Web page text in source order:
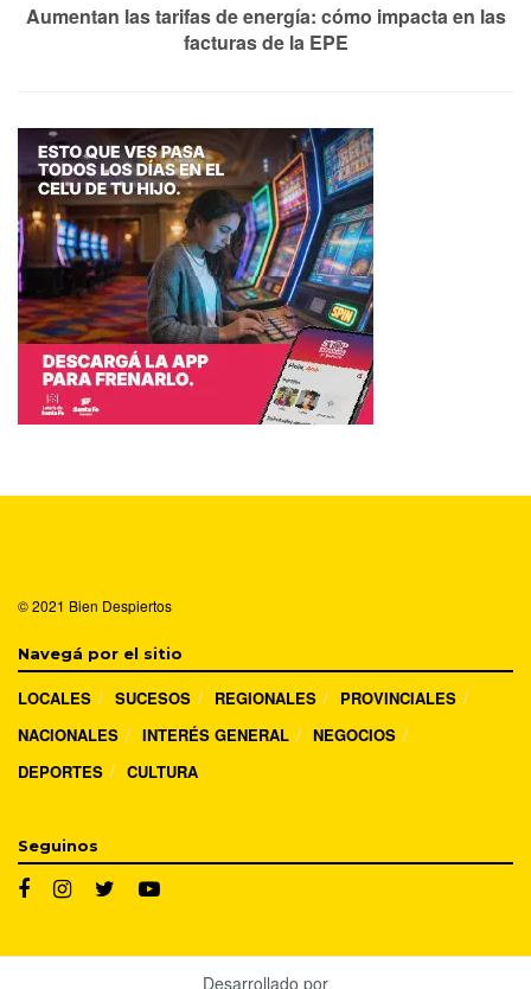
Aumentan las tarifas de energía: cómo impacta en las
facturas de la EPE
© 2021 Bien Despiertos
Navegá por el sitio
LOCALES SUCESOS REGIONALES
PROVINCIALES
NACIONALES
INTERÉS GENERAL
NEGOCIOS
DEPORTES
CULTURA
Seguinos
Desarrollado por